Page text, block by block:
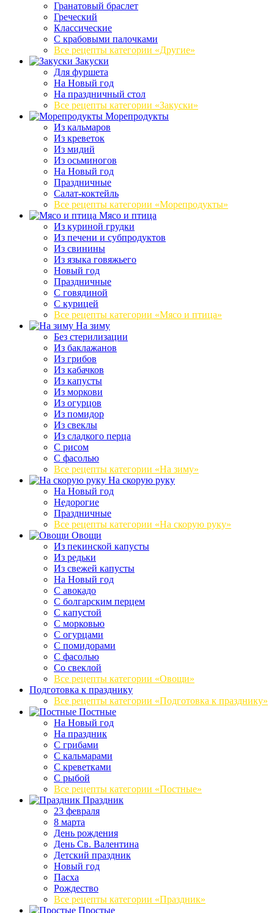
Гранатовый браслет
Греческий
Классические
С крабовыми палочками
Все рецепты категории «Другие»
Закуски
Для фуршета
На Новый год
На праздничный стол
Все рецепты категории «Закуски»
Морепродукты
Из кальмаров
Из креветок
Из мидий
Из осьминогов
На Новый год
Праздничные
Салат-коктейль
Все рецепты категории «Морепродукты»
Мясо и птица
Из куриной грудки
Из печени и субпродуктов
Из свинины
Из языка говяжьего
Новый год
Праздничные
С говядиной
С курицей
Все рецепты категории «Мясо и птица»
На зиму
Без стерилизации
Из баклажанов
Из грибов
Из кабачков
Из капусты
Из моркови
Из огурцов
Из помидор
Из свеклы
Из сладкого перца
С рисом
С фасолью
Все рецепты категории «На зиму»
На скорую руку
На Новый год
Недорогие
Праздничные
Все рецепты категории «На скорую руку»
Овощи
Из пекинской капусты
Из редьки
Из свежей капусты
На Новый год
С авокадо
С болгарским перцем
С капустой
С морковью
С огурцами
С помидорами
С фасолью
Со свеклой
Все рецепты категории «Овощи»
Подготовка к празднику
Все рецепты категории «Подготовка к празднику»
Постные
На Новый год
На праздник
С грибами
С кальмарами
С креветками
С рыбой
Все рецепты категории «Постные»
Праздник
23 февраля
8 марта
День рождения
День Св. Валентина
Детский праздник
Новый год
Пасха
Рождество
Все рецепты категории «Праздник»
Простые